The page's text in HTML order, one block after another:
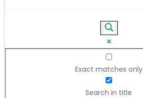
Exact matches only
Search in title